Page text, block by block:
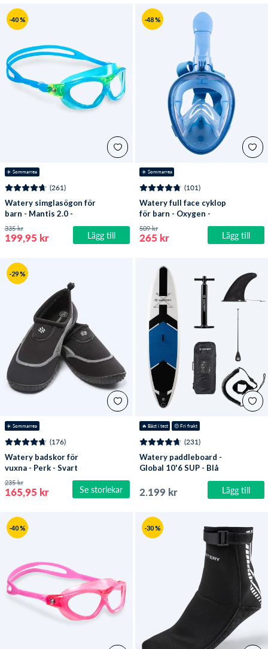
-40 %
☀️ Sommarrea
Lägg till
(261)
Watery simglasögon för
barn - Mantis 2.0 -
Atlantic Blå/klar
199,95 kr
335 kr
-48 %
☀️ Sommarrea
Lägg till
(101)
Watery full face cyklop
för barn - Oxygen -
Atlantic Blue
265 kr
509 kr
-29 %
☀️ Sommarrea
Se storlekar
(176)
Watery badskor för
vuxna - Perk - Svart
165,95 kr
235 kr
🔥 Bäst i test 😍 Fri frakt
Lägg till
(231)
Watery paddleboard -
Global 10'6 SUP - Blå
2.199 kr
-40 % -30 %